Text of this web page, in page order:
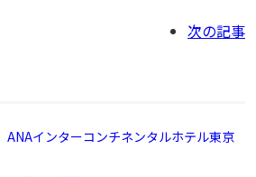
次の記事
ANAインターコンチネンタルホテル東京